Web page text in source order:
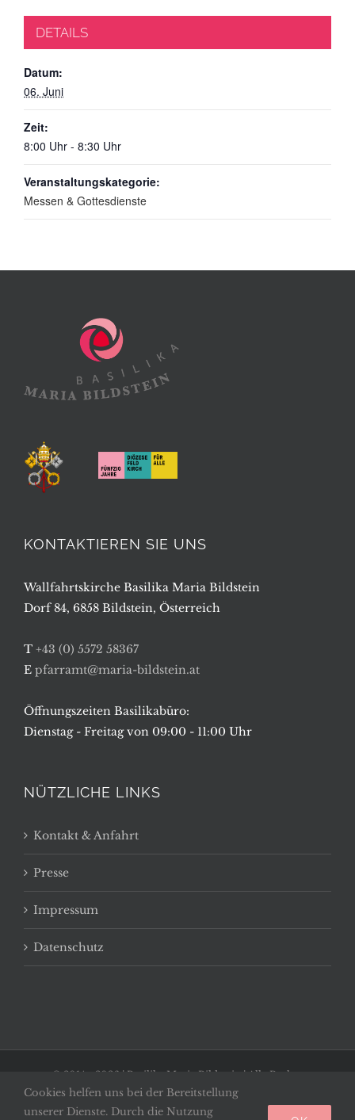
DETAILS
Datum:
06. Juni
Zeit:
8:00 Uhr - 8:30 Uhr
Veranstaltungskategorie:
Messen & Gottesdienste
KONTAKTIEREN SIE UNS
Wallfahrtskirche Basilika Maria Bildstein
Dorf 84, 6858 Bildstein, Österreich
T +43 (0) 5572 58367
E pfarramt@maria-bildstein.at
Öffnungszeiten Basilikabüro:
Dienstag - Freitag von 09:00 - 11:00 Uhr
NÜTZLICHE LINKS
Kontakt & Anfahrt
Presse
Impressum
Datenschutz
© 2014 - 2026 | Basilika Maria Bildstein | Alle Rechte
vorbehalten
Cookies helfen uns bei der Bereitstellung
unserer Dienste. Durch die Nutzung